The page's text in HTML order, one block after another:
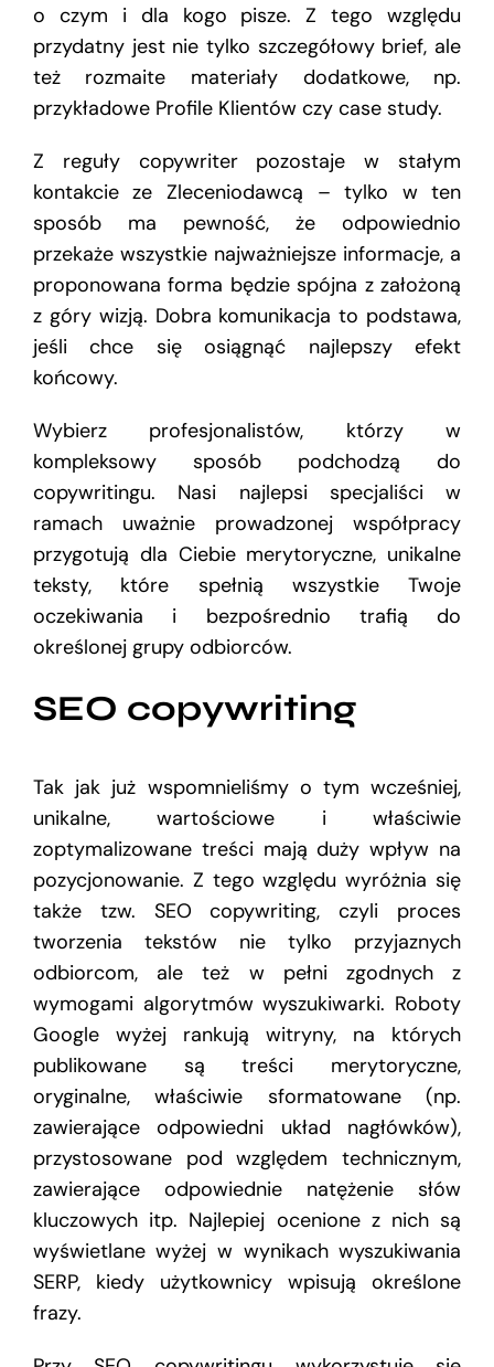
o czym i dla kogo pisze. Z tego względu
przydatny jest nie tylko szczegółowy brief, ale
też rozmaite materiały dodatkowe, np.
przykładowe Profile Klientów czy case study.
Z reguły copywriter pozostaje w stałym
kontakcie ze Zleceniodawcą – tylko w ten
sposób ma pewność, że odpowiednio
przekaże wszystkie najważniejsze informacje, a
proponowana forma będzie spójna z założoną
z góry wizją. Dobra komunikacja to podstawa,
jeśli chce się osiągnąć najlepszy efekt
końcowy.
Wybierz profesjonalistów, którzy w
kompleksowy sposób podchodzą do
copywritingu. Nasi najlepsi specjaliści w
ramach uważnie prowadzonej współpracy
przygotują dla Ciebie merytoryczne, unikalne
teksty, które spełnią wszystkie Twoje
oczekiwania i bezpośrednio trafią do
określonej grupy odbiorców.
SEO copywriting
Tak jak już wspomnieliśmy o tym wcześniej,
unikalne, wartościowe i właściwie
zoptymalizowane treści mają duży wpływ na
pozycjonowanie. Z tego względu wyróżnia się
także tzw. SEO copywriting, czyli proces
tworzenia tekstów nie tylko przyjaznych
odbiorcom, ale też w pełni zgodnych z
wymogami algorytmów wyszukiwarki. Roboty
Google wyżej rankują witryny, na których
publikowane są treści merytoryczne,
oryginalne, właściwie sformatowane (np.
zawierające odpowiedni układ nagłówków),
przystosowane pod względem technicznym,
zawierające odpowiednie natężenie słów
kluczowych itp. Najlepiej ocenione z nich są
wyświetlane wyżej w wynikach wyszukiwania
SERP, kiedy użytkownicy wpisują określone
frazy.